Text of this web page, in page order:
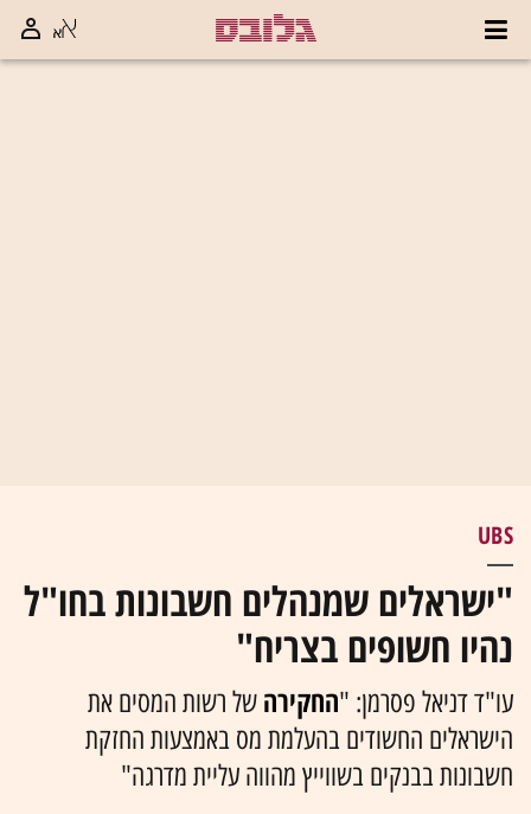
UBS
"ישראלים שמנהלים חשבונות בחו"ל
נהיו חשופים בצריח"
עו"ד דניאל פסרמן: "החקירה של רשות המסים את
הישראלים החשודים בהעלמת מס באמצעות החזקת
חשבונות בבנקים בשווייץ מהווה עליית מדרגה"